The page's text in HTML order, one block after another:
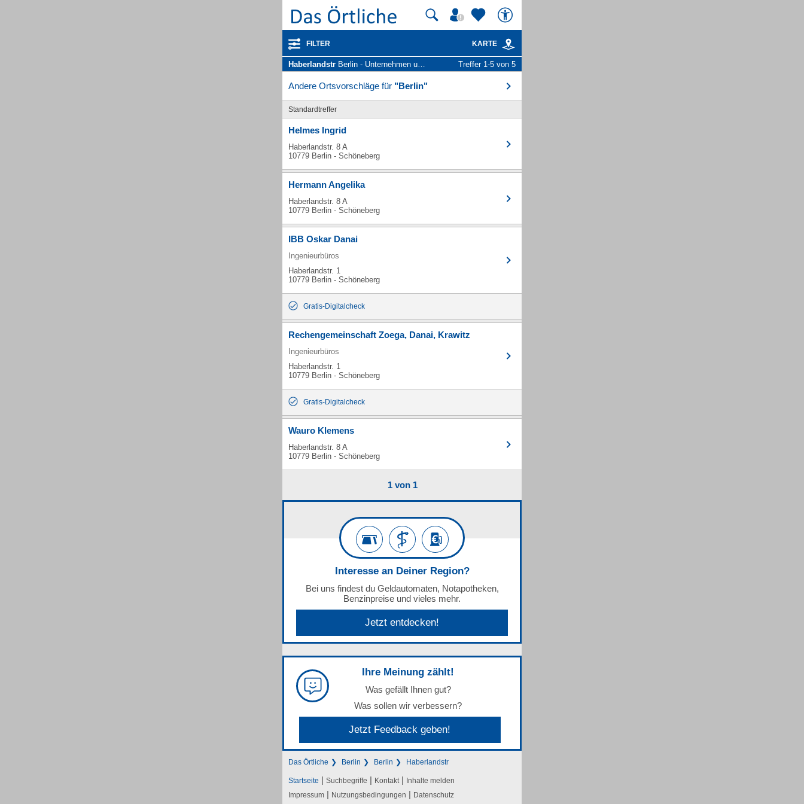
FILTER KARTE
Haberlandstr Berlin - Unternehmen und Personen Treffer 1-5 von 5
Andere Ortsvorschläge für "Berlin"
Standardtreffer
Helmes Ingrid
Haberlandstr. 8 A
10779 Berlin - Schöneberg
Hermann Angelika
Haberlandstr. 8 A
10779 Berlin - Schöneberg
IBB Oskar Danai
Ingenieurbüros
Haberlandstr. 1
10779 Berlin - Schöneberg
Gratis-Digitalcheck
Rechengemeinschaft Zoega, Danai, Krawitz
Ingenieurbüros
Haberlandstr. 1
10779 Berlin - Schöneberg
Gratis-Digitalcheck
Wauro Klemens
Haberlandstr. 8 A
10779 Berlin - Schöneberg
1 von 1
Interesse an Deiner Region?
Bei uns findest du Geldautomaten, Notapotheken,
Benzinpreise und vieles mehr.
Jetzt entdecken!
Ihre Meinung zählt!
Was gefällt Ihnen gut?
Was sollen wir verbessern?
Jetzt Feedback geben!
Das Örtliche Berlin Berlin Haberlandstr
Startseite | Suchbegriffe | Kontakt | Inhalte melden
Impressum | Nutzungsbedingungen | Datenschutz